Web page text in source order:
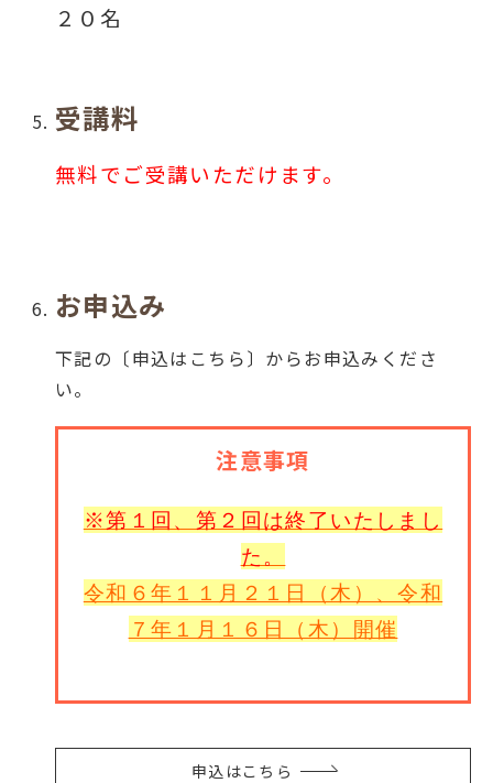
２０名
受講料
無料でご受講いただけます。
お申込み
下記の〔申込はこちら〕からお申込みくださ
い。
注意事項
※第１回、第２回は終了いたしまし
た。
令和６年１１月２１日（木）、令和
７年１月１６日（木）開催
申込はこちら